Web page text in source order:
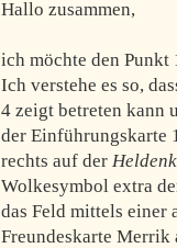
Hallo zusammen,
ich möchte den Punkt
Ich verstehe es so,
4 zeigt betreten kann
der Einführungskarte
rechts auf der
Wolkesymbol extra
das Feld mittels einer
Freundeskarte Merrik